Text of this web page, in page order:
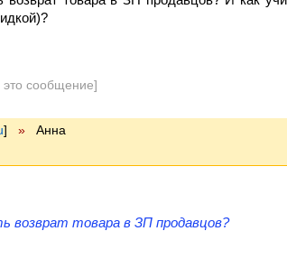
это сообщение]
] » Анна
возврат товара в ЗП продавцов?